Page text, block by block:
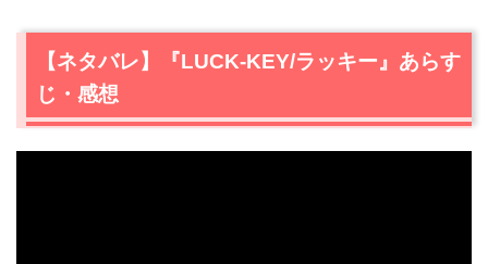
【ネタバレ】『LUCK-KEY/ラッキー』あらす
じ・感想